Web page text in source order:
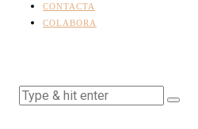
CONTACTA
COLABORA